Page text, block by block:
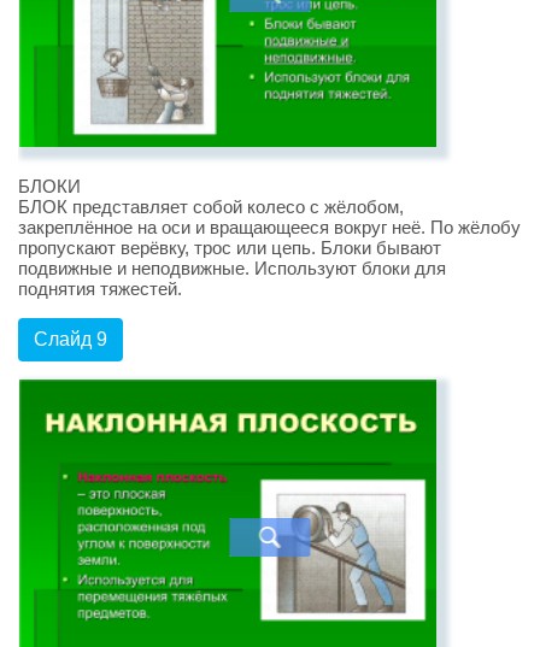
БЛОКИ
БЛОК представляет собой колесо с жёлобом,
закреплённое на оси и вращающееся вокруг неё. По жёлобу
пропускают верёвку, трос или цепь. Блоки бывают
подвижные и неподвижные. Используют блоки для
поднятия тяжестей.
Слайд 9